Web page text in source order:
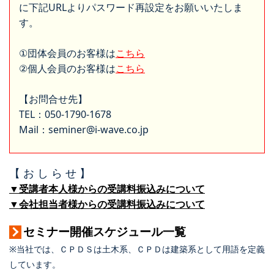
に下記URLよりパスワード再設定をお願いいたしま
す。
①団体会員のお客様はこちら
②個人会員のお客様はこちら
【お問合せ先】
TEL：050-1790-1678
Mail：seminer@i-wave.co.jp
【 お し ら せ 】
▼受講者本人様からの受講料振込みについて
▼会社担当者様からの受講料振込みについて
セミナー開催スケジュール一覧
※当社では、ＣＰＤＳは土木系、ＣＰＤは建築系として用語を定義
しています。